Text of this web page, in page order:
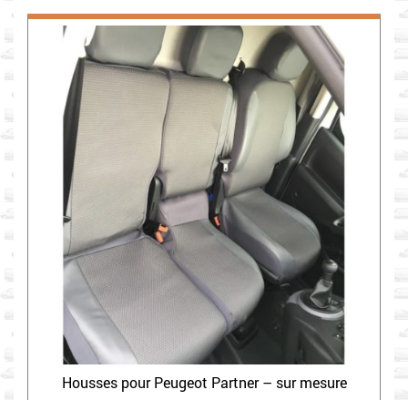
Housses pour Peugeot Partner – sur mesure